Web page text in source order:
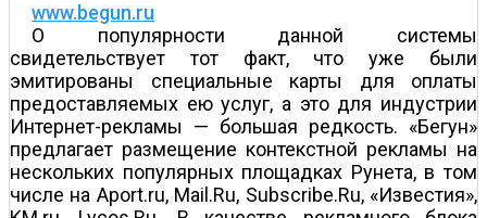
www.begun.ru
О популярности данной системы
свидетельствует тот факт, что уже были
эмитированы специальные карты для оплаты
предоставляемых ею услуг, а это для индустрии
Интернет-рекламы — большая редкость. «Бегун»
предлагает размещение контекстной рекламы на
нескольких популярных площадках Рунета, в том
числе на Aport.ru, Mail.Ru, Subscribe.Ru, «Известия»,